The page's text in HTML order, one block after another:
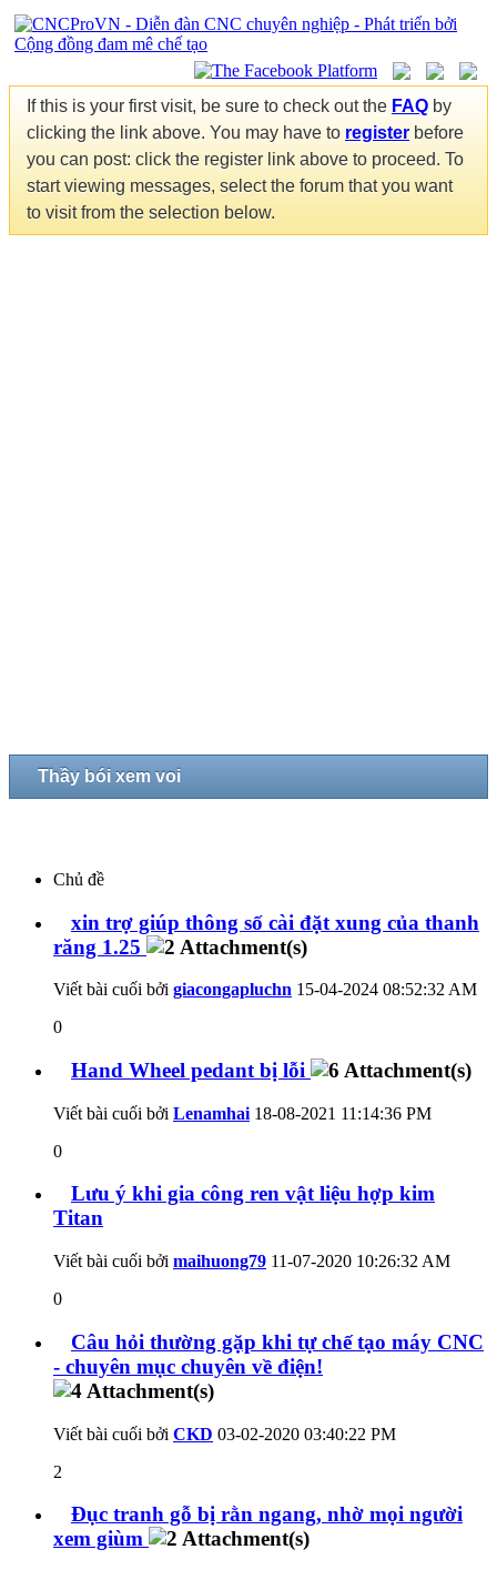
If this is your first visit, be sure to check out the FAQ by
clicking the link above. You may have to register before
you can post: click the register link above to proceed. To
start viewing messages, select the forum that you want
to visit from the selection below.
Thầy bói xem voi
Chủ đề
xin trợ giúp thông số cài đặt xung của thanh
răng 1.25
Viết bài cuối bởi giacongapluchn 15-04-2024 08:52:32 AM
0
Hand Wheel pedant bị lỗi
Viết bài cuối bởi Lenamhai 18-08-2021 11:14:36 PM
0
Lưu ý khi gia công ren vật liệu hợp kim
Titan
Viết bài cuối bởi maihuong79 11-07-2020 10:26:32 AM
0
Câu hỏi thường gặp khi tự chế tạo máy CNC
- chuyên mục chuyên về điện!
Viết bài cuối bởi CKD 03-02-2020 03:40:22 PM
2
Đục tranh gỗ bị rằn ngang, nhờ mọi người
xem giùm